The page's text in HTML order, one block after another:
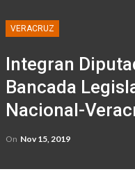
VERACRUZ
Integran
Bancada
Nacional-
On Nov 15, 2019